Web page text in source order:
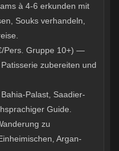
à 4-6 erkunden mit
Souks verhandeln,
Pers. Gruppe 10+) —
zubereiten und
Palast, Saadier-
Guide.
zu
Argan-